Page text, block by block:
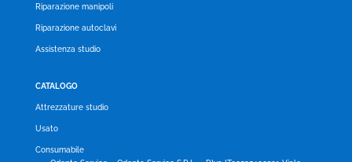
Riparazione manipoli
Riparazione autoclavi
Assistenza studio
CATALOGO
Attrezzature studio
Usato
Consumabile